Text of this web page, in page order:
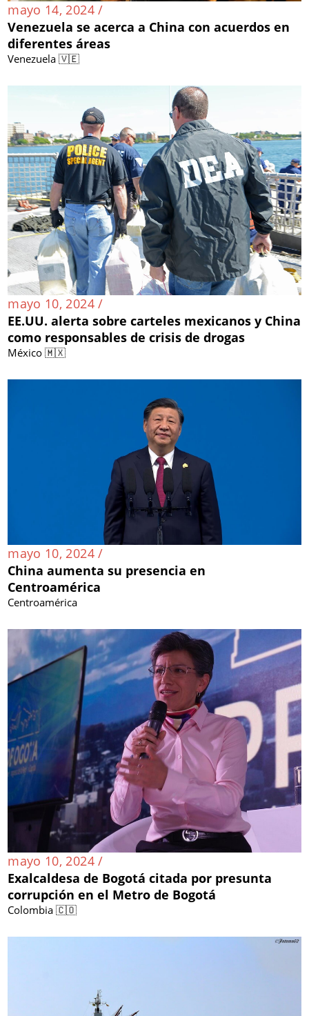
mayo 14, 2024 /
Venezuela se acerca a China con acuerdos en
diferentes áreas
Venezuela 🇻🇪
mayo 10, 2024 /
EE.UU. alerta sobre carteles mexicanos y China
como responsables de crisis de drogas
México 🇲🇽
mayo 10, 2024 /
China aumenta su presencia en
Centroamérica
Centroamérica
mayo 10, 2024 /
Exalcaldesa de Bogotá citada por presunta
corrupción en el Metro de Bogotá
Colombia 🇨🇴